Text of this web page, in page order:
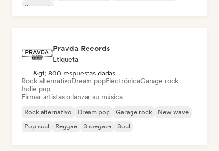
Pop rock
Pravda Records
Etiqueta
&gt; 800 respuestas dadas
Rock alternativoDream popElectrónicaGarage rock
Indie pop
Firmar artistas o lanzar su música
Rock alternativo Dream pop Garage rock
New wave
Pop soul
Reggae Shoegaze Soul